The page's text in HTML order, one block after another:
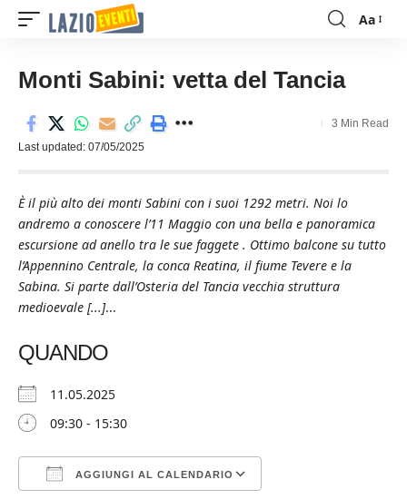
Font
Aa
Monti Sabini: vetta del Tancia
Last updated: 07/05/2025
3 Min Read
È il più alto dei monti Sabini con i suoi 1292 metri. Noi lo
andremo a conoscere l’11 Maggio con una bella e panoramica
escursione ad anello tra le sue faggete . Ottimo balcone su tutto
l’Appennino Centrale, la conca Reatina, il fiume Tevere e la
Sabina. Si parte dall’Osteria del Tancia vecchia struttura
medioevale [...]...
QUANDO
11.05.2025
09:30 - 15:30
AGGIUNGI AL CALENDARIO